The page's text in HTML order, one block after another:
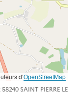
d’OpenStreetMap
SAINT PIERRE LE